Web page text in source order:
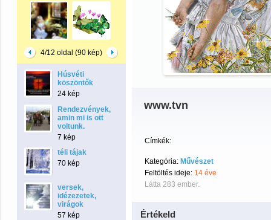
4/12 oldal (90 kép)
Húsvéti
köszöntők
24 kép
Rendezvények,
amin mi is ott
voltunk.
7 kép
téli tájak
70 kép
versek,
idézezetek,
virágok
57 kép
www.tvn
Címkék:
Kategória: Művészet
Feltöltés ideje: 14 éve
Látta 283 ember.
Értékeld